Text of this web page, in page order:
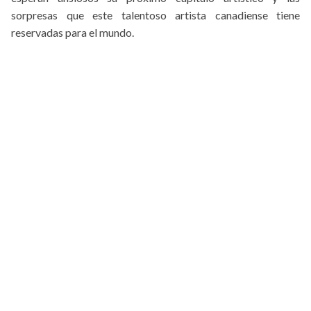
sorpresas que este talentoso artista canadiense tiene
reservadas para el mundo.